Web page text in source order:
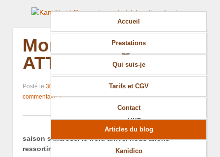
Accueil
Prestations
Qui suis-je
Tarifs et CGV
Contact
Articles du blog
Kanidico
Mortel anti-gel :
ATTENTION
Posté le 30 novembre 2012 Kanidikoi —
commentaire ↓
Une
recommandation de
saison s’impose, le froid arrive, nous allons
ressortir les produits antigel.